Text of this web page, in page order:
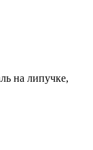
на липучке,